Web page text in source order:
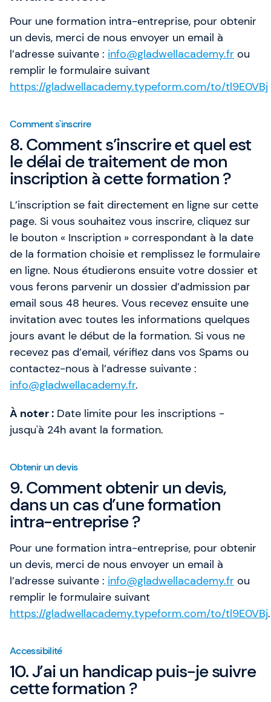
Pour une formation intra-entreprise, pour obtenir
un devis, merci de nous envoyer un email à
l’adresse suivante : info@gladwellacademy.fr ou
remplir le formulaire suivant
https://gladwellacademy.typeform.com/to/tl9E0VBj
Comment s'inscrire
8. Comment s’inscrire et quel est
le délai de traitement de mon
inscription à cette formation ?
L’inscription se fait directement en ligne sur cette
page. Si vous souhaitez vous inscrire, cliquez sur
le bouton « Inscription » correspondant à la date
de la formation choisie et remplissez le formulaire
en ligne. Nous étudierons ensuite votre dossier et
vous ferons parvenir un dossier d’admission par
email sous 48 heures. Vous recevez ensuite une
invitation avec toutes les informations quelques
jours avant le début de la formation. Si vous ne
recevez pas d’email, vérifiez dans vos Spams ou
contactez-nous à l’adresse suivante :
info@gladwellacademy.fr.
À noter : Date limite pour les inscriptions -
jusqu'à 24h avant la formation.
Obtenir un devis
9. Comment obtenir un devis,
dans un cas d’une formation
intra-entreprise ?
Pour une formation intra-entreprise, pour obtenir
un devis, merci de nous envoyer un email à
l’adresse suivante : info@gladwellacademy.fr ou
remplir le formulaire suivant
https://gladwellacademy.typeform.com/to/tl9E0VBj.
Accessibilité
10. J’ai un handicap puis-je suivre
cette formation ?